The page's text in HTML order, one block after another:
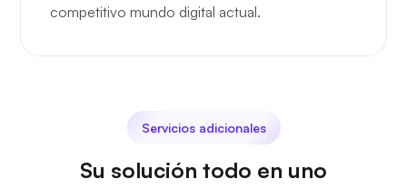
competitivo mundo digital actual.
Servicios adicionales
Su solución todo en uno